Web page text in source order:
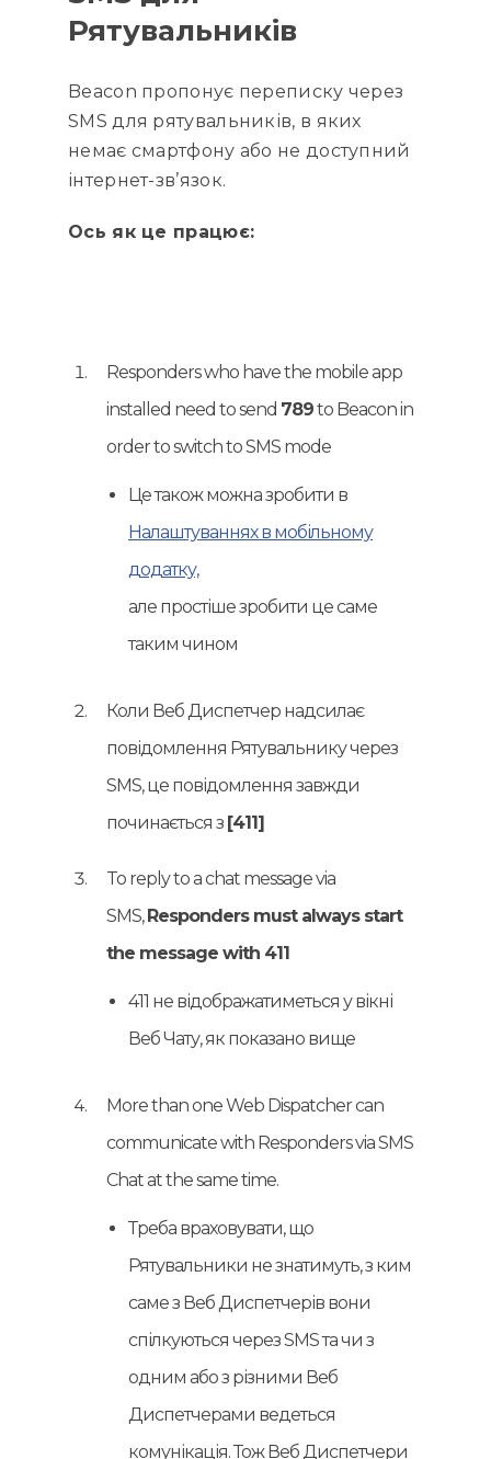
Рятувальників
Beacon пропонує переписку через
SMS для рятувальників, в яких
немає смартфону або не доступний
інтернет-зв’язок.
Ось як це працює:
Responders who have the mobile app
installed need to send 789to Beacon in
order to switch to SMS mode
Це також можна зробити в
Налаштуваннях в мобільному
додатку,
але простіше зробити це саме
таким чином
Коли Веб Диспетчер надсилає
повідомлення Рятувальнику через
SMS, це повідомлення завжди
починається з [411]
To reply to a chat message via
SMS,Responders must always start
the message with 411
411 не відображатиметься у вікні
Веб Чату, як показано вище
More than one Web Dispatcher can
communicate with Responders via SMS
Chat at the same time.
Треба враховувати, що
Рятувальники не знатимуть, з ким
саме з Веб Диспетчерів вони
спілкуються через SMS та чи з
одним або з різними Веб
Диспетчерами ведеться
комунікація. Тож Веб Диспетчери